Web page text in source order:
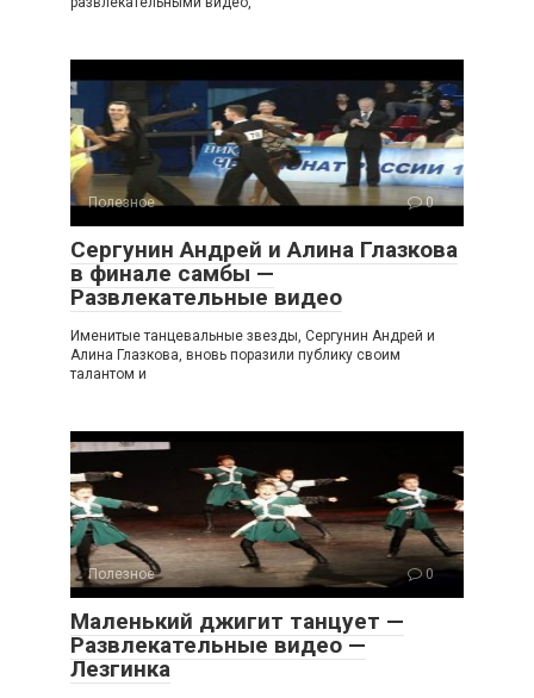
Полезное 0
Сергунин Андрей и Алина Глазкова
в финале самбы —
Развлекательные видео
Именитые танцевальные звезды, Сергунин Андрей и
Алина Глазкова, вновь поразили публику своим
талантом и
Полезное 0
Маленький джигит танцует —
Развлекательные видео —
Лезгинка